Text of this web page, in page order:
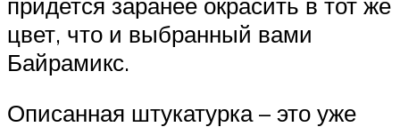
цвет, что и выбранный вами
Байрамикс.
Описанная штукатурка – это уже